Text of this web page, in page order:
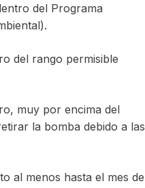
del Programa
del rango permisible
muy por encima del
la bomba debido a las
al menos hasta el mes de